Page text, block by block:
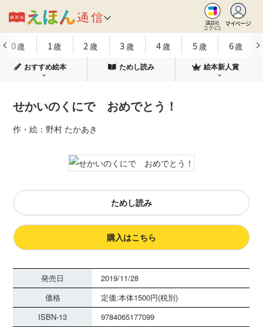
講談社
コクリコ
マイページ
0歳 1歳 2 歳 3歳 4歳 5歳 6歳
おすすめ絵本 ためし読み 絵本新人賞
せかいのくにで おめでとう！
作・絵：野村 たかあき
ためし読み
購入はこちら
発売日
2019/11/28
価格
定価:本体1500円(税別)
ISBN-13
9784065177099